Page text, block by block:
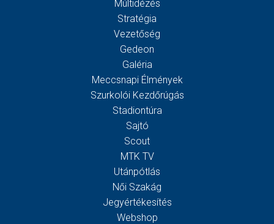
Múltidézés
Stratégia
Vezetőség
Gedeon
Galéria
Meccsnapi Élmények
Szurkolói Kezdőrúgás
Stadiontúra
Sajtó
Scout
MTK TV
Utánpótlás
Női Szakág
Jegyértékesítés
Webshop